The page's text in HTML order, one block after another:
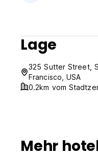
Lage
325 Sutter Street,
Francisco, USA
0.2km vom
Mehr